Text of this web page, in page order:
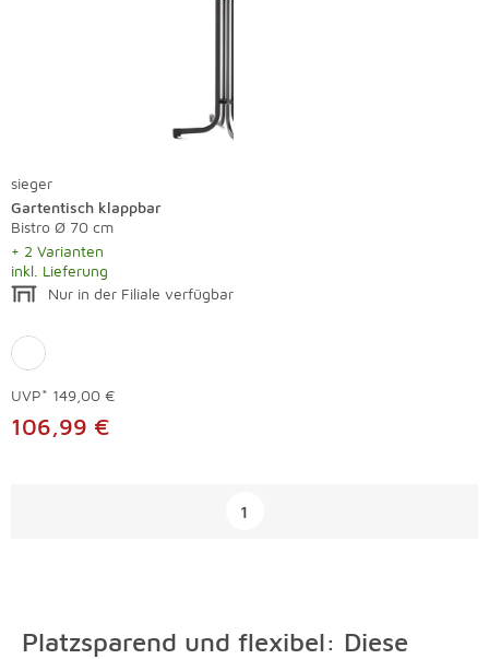
sieger
Gartentisch klappbar
Bistro Ø 70 cm
+ 2 Varianten
inkl. Lieferung
Nur in der Filiale verfügbar
UVP* 149,00 €
106,99 €
1
Platzsparend und flexibel: Diese